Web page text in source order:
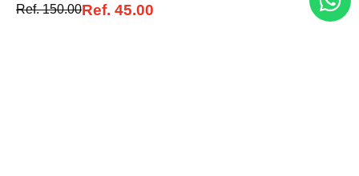
Ref.150.00Ref. 45.00